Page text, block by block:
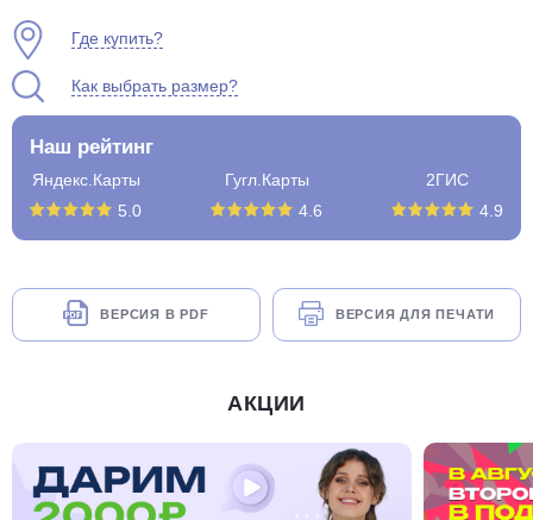
Где купить?
Как выбрать размер?
Наш рейтинг
Яндекс.Карты
5.0
Гугл.Карты
4.6
2ГИС
4.9
ВЕРСИЯ В PDF ВЕРСИЯ ДЛЯ ПЕЧАТИ
АКЦИИ